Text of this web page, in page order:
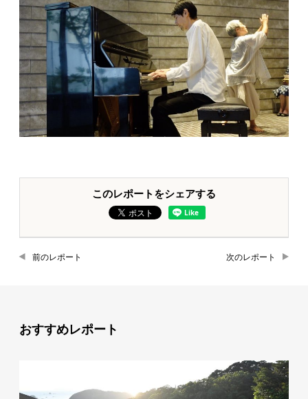
このレポートをシェアする
前のレポート 次のレポート
おすすめレポート